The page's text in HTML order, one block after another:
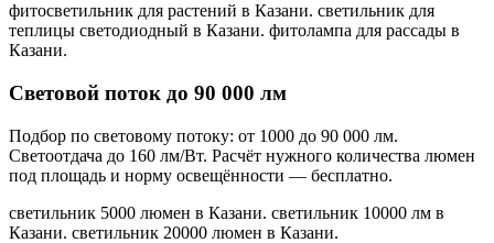
фитосветильник для растений в Казани. светильник для
теплицы светодиодный в Казани. фитолампа для рассады в
Казани.
Световой поток до 90 000 лм
Подбор по световому потоку: от 1000 до 90 000 лм.
Светоотдача до 160 лм/Вт. Расчёт нужного количества люмен
под площадь и норму освещённости — бесплатно.
светильник 5000 люмен в Казани. светильник 10000 лм в
Казани. светильник 20000 люмен в Казани.